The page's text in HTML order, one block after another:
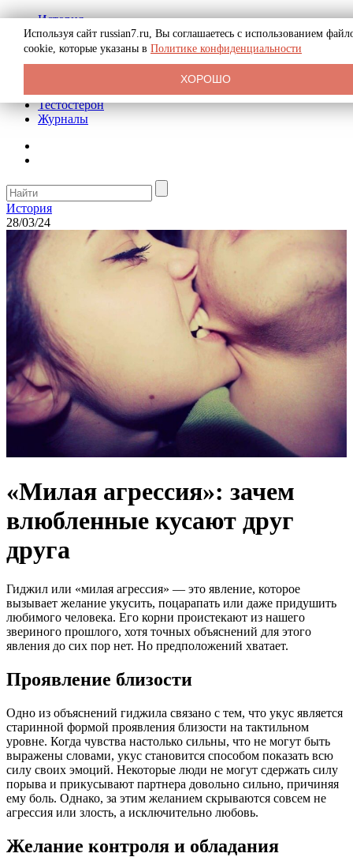
История
Биография
Криминал
Реклама на сайте
Тестостерон
Журналы
История
28/03/24
«Милая агрессия»: зачем
влюбленные кусают друг
друга
Гиджил или «милая агрессия» — это явление, которое
вызывает желание укусить, поцарапать или даже придушить
любимого человека. Его корни проистекают из нашего
звериного прошлого, хотя точных объяснений для этого
явления до сих пор нет. Но предположений хватает.
Проявление близости
Одно из объяснений гиджила связано с тем, что укус является
старинной формой проявления близости на тактильном
уровне. Когда чувства настолько сильны, что не могут быть
выражены словами, укус становится способом показать всю
силу своих эмоций. Некоторые люди не могут сдержать силу
порыва и прикусывают партнера довольно сильно, причиняя
ему боль. Однако, за этим желанием скрываются совсем не
агрессия или злость, а исключительно любовь.
Желание контроля и обладания
Используя сайт russian7.ru, Вы соглашаетесь с использованием
cookie, которые указаны в Политике конфиденциальности
ХОРОШО